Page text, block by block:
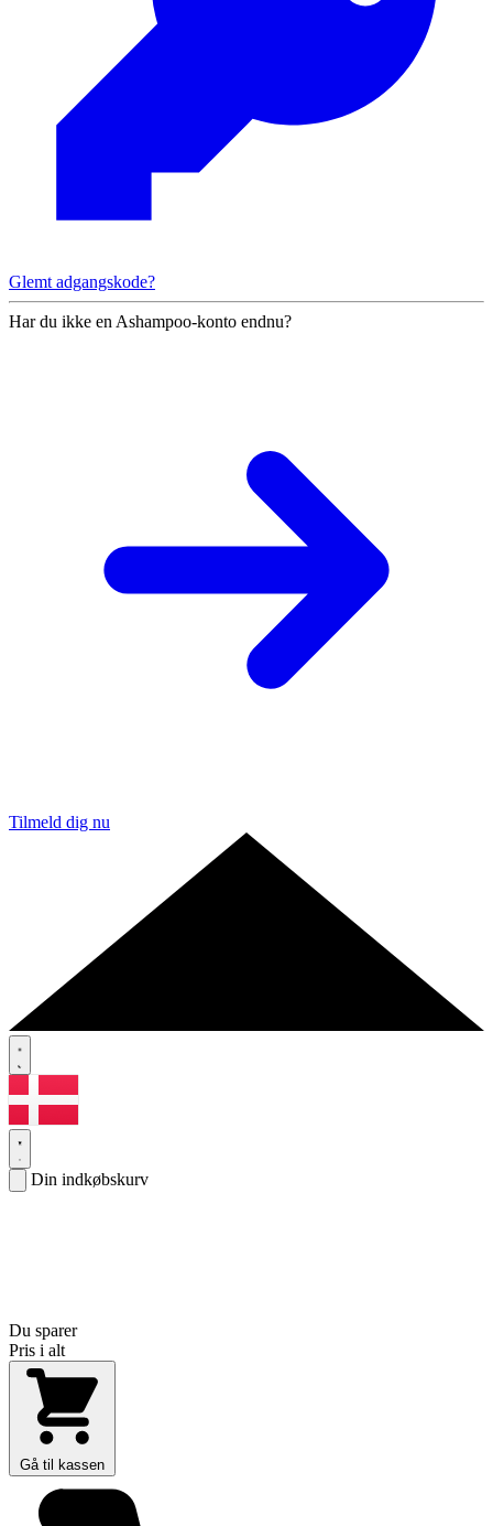
Glemt adgangskode?
Har du ikke en Ashampoo-konto endnu?
Tilmeld dig nu
Din indkøbskurv
Du sparer
Pris i alt
Gå til kassen